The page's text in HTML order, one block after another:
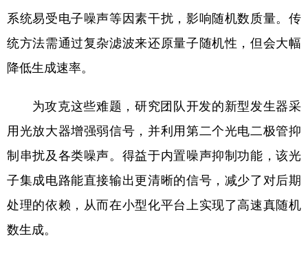
多语种频道
English Español Français عربى
Русский язык
Deutsch Português
系统易受电子噪声等因素干扰，影响随机数质量。传
统方法需通过复杂滤波来还原量子随机性，但会大幅
降低生成速率。
为攻克这些难题，研究团队开发的新型发生器采
用光放大器增强弱信号，并利用第二个光电二极管抑
制串扰及各类噪声。得益于内置噪声抑制功能，该光
子集成电路能直接输出更清晰的信号，减少了对后期
处理的依赖，从而在小型化平台上实现了高速真随机
数生成。